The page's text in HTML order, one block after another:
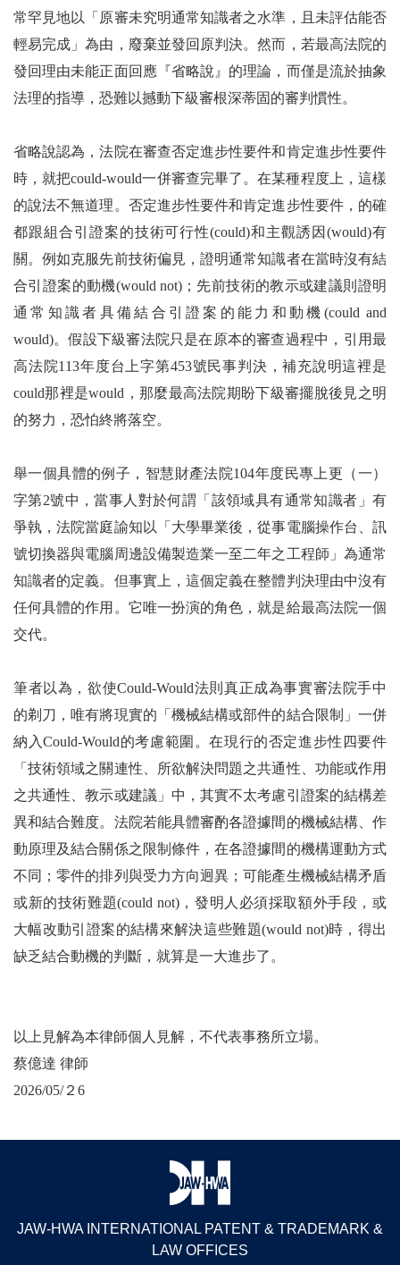
常罕見地以「原審未究明通常知識者之水準，且未評估能否
輕易完成」為由，廢棄並發回原判決。然而，若最高法院的
發回理由未能正面回應『省略說』的理論，而僅是流於抽象
法理的指導，恐難以撼動下級審根深蒂固的審判慣性。
省略說認為，法院在審查否定進步性要件和肯定進步性要件
時，就把could-would一併審查完畢了。在某種程度上，這樣
的說法不無道理。否定進步性要件和肯定進步性要件，的確
都跟組合引證案的技術可行性(could)和主觀誘因(would)有
關。例如克服先前技術偏見，證明通常知識者在當時沒有結
合引證案的動機(would not)；先前技術的教示或建議則證明
通常知識者具備結合引證案的能力和動機(could and
would)。假設下級審法院只是在原本的審查過程中，引用最
高法院113年度台上字第453號民事判決，補充說明這裡是
could那裡是would，那麼最高法院期盼下級審擺脫後見之明
的努力，恐怕終將落空。
舉一個具體的例子，智慧財產法院104年度民專上更（一）
字第2號中，當事人對於何謂「該領域具有通常知識者」有
爭執，法院當庭諭知以「大學畢業後，從事電腦操作台、訊
號切換器與電腦周邊設備製造業一至二年之工程師」為通常
知識者的定義。但事實上，這個定義在整體判決理由中沒有
任何具體的作用。它唯一扮演的角色，就是給最高法院一個
交代。
筆者以為，欲使Could-Would法則真正成為事實審法院手中
的剃刀，唯有將現實的「機械結構或部件的結合限制」一併
納入Could-Would的考慮範圍。在現行的否定進步性四要件
「技術領域之關連性、所欲解決問題之共通性、功能或作用
之共通性、教示或建議」中，其實不太考慮引證案的結構差
異和結合難度。法院若能具體審酌各證據間的機械結構、作
動原理及結合關係之限制條件，在各證據間的機構運動方式
不同；零件的排列與受力方向迥異；可能產生機械結構矛盾
或新的技術難題(could not)，發明人必須採取額外手段，或
大幅改動引證案的結構來解決這些難題(would not)時，得出
缺乏結合動機的判斷，就算是一大進步了。
以上見解為本律師個人見解，不代表事務所立場。
蔡億達 律師
2026/05/２6
JAW-HWA INTERNATIONAL PATENT & TRADEMARK &
LAW OFFICES